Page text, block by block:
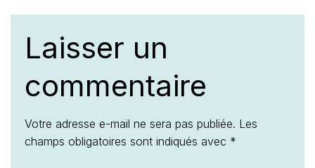
Laisser un
commentaire
Votre adresse e-mail ne sera pas publiée. Les
champs obligatoires sont indiqués avec *